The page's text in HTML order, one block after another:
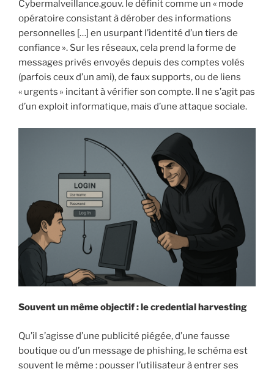
Cybermalveillance.gouv. le définit comme un « mode
opératoire consistant à dérober des informations
personnelles […] en usurpant l’identité d’un tiers de
confiance ». Sur les réseaux, cela prend la forme de
messages privés envoyés depuis des comptes volés
(parfois ceux d’un ami), de faux supports, ou de liens
« urgents » incitant à vérifier son compte. Il ne s’agit pas
d’un exploit informatique, mais d’une attaque sociale.
Souvent un même objectif : le credential harvesting
Qu’il s’agisse d’une publicité piégée, d’une fausse
boutique ou d’un message de phishing, le schéma est
souvent le même : pousser l’utilisateur à entrer ses